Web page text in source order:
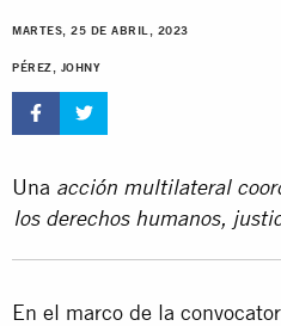
MARTES, 25 DE ABRIL, 2023
PÉREZ, JOHNY
Una acción multilateral
los derechos humanos,
En el marco de la